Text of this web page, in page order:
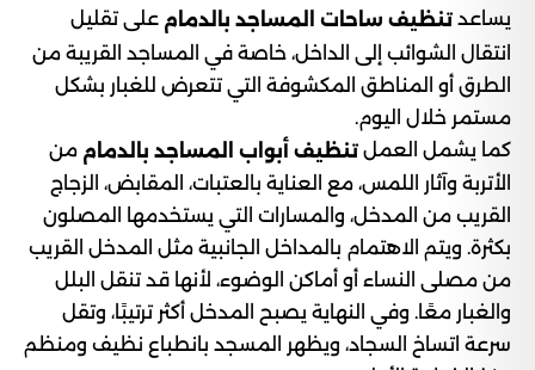
يساعدتنظيف ساحات المساجد بالدمام على تقليل
انتقال الشوائب إلى الداخل، خاصة في المساجد القريبة من
الطرق أو المناطق المكشوفة التي تتعرض للغبار بشكل
مستمر خلال اليوم.
كما يشمل العملتنظيف أبواب المساجد بالدمام من
الأتربة وآثار اللمس، مع العناية بالعتبات، المقابض، الزجاج
القريب من المدخل، والمسارات التي يستخدمها المصلون
بكثرة. ويتم الاهتمام بالمداخل الجانبية مثل المدخل القريب
من مصلى النساء أو أماكن الوضوء، لأنها قد تنقل البلل
والغبار معًا. وفي النهاية يصبح المدخل أكثر ترتيبًا، وتقل
سرعة اتساخ السجاد، ويظهر المسجد بانطباع نظيف ومنظم